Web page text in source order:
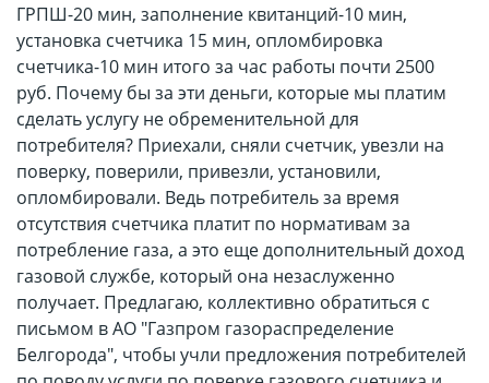
ГРПШ-20 мин, заполнение квитанций-10 мин,
установка счетчика 15 мин, опломбировка
счетчика-10 мин итого за час работы почти 2500
руб. Почему бы за эти деньги, которые мы платим
сделать услугу не обременительной для
потребителя? Приехали, сняли счетчик, увезли на
поверку, поверили, привезли, установили,
опломбировали. Ведь потребитель за время
отсутствия счетчика платит по нормативам за
потребление газа, а это еще дополнительный доход
газовой службе, который она незаслуженно
получает. Предлагаю, коллективно обратиться с
письмом в АО "Газпром газораспределение
Белгорода", чтобы учли предложения потребителей